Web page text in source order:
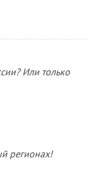
Или только
регионах!